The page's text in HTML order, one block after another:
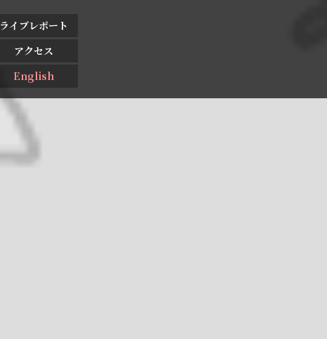
ライブレポート
アクセス
English